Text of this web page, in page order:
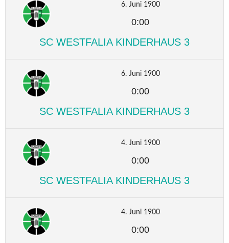
6. Juni 1900
0:00
SC WESTFALIA KINDERHAUS 3
6. Juni 1900
0:00
SC WESTFALIA KINDERHAUS 3
4. Juni 1900
0:00
SC WESTFALIA KINDERHAUS 3
4. Juni 1900
0:00